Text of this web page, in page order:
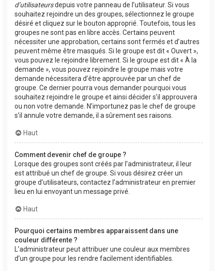
d’utilisateursdepuis votre panneau de l’utilisateur. Si vous
souhaitez rejoindre un des groupes, sélectionnez le groupe
désiré et cliquez sur le bouton approprié. Toutefois, tous les
groupes ne sont pas en libre accès. Certains peuvent
nécessiter une approbation, certains sont fermés et d’autres
peuvent même être masqués. Si le groupe est dit « Ouvert »,
vous pouvez le rejoindre librement. Si le groupe est dit « À la
demande », vous pouvez rejoindre le groupe mais votre
demande nécessitera d’être approuvée par un chef de
groupe. Ce dernier pourra vous demander pourquoi vous
souhaitez rejoindre le groupe et ainsi décider s’il approuvera
ou non votre demande. N’importunez pas le chef de groupe
s’il annule votre demande, il a sûrement ses raisons.
Haut
Comment devenir chef de groupe ?
Lorsque des groupes sont créés par l’administrateur, il leur
est attribué un chef de groupe. Si vous désirez créer un
groupe d’utilisateurs, contactez l’administrateur en premier
lieu en lui envoyant un message privé.
Haut
Pourquoi certains membres apparaissent dans une
couleur différente ?
L’administrateur peut attribuer une couleur aux membres
d’un groupe pour les rendre facilement identifiables.